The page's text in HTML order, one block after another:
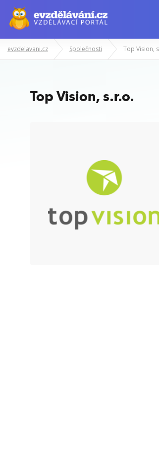
Manažerské kurzy
evzdelavani.cz Společnosti Top Vision,
Top Vision, s.r.o.